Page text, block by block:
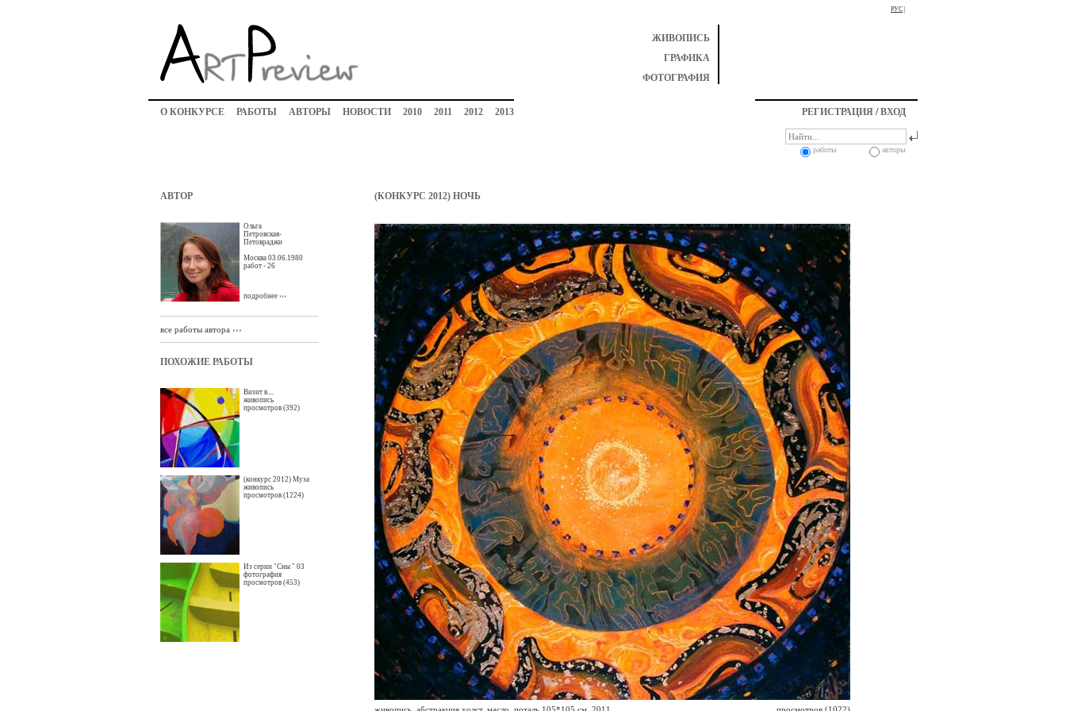
РУС
ЖИВОПИСЬ
ГРАФИКА
ФОТОГРАФИЯ
О КОНКУРСЕ РАБОТЫ АВТОРЫ НОВОСТИ 2010 2011 2012 2013 РЕГИСТРАЦИЯ /ВХОД
работы авторы
АВТОР
Ольга
Петровская-
Петовраджи
Москва 03.06.1980
работ - 26
подробнее ›››
все работы автора ›››
ПОХОЖИЕ РАБОТЫ
Визит в....
живопись
просмотров (392)
(конкурс 2012) Муза
живопись
просмотров (1224)
Из серии "Сны " 03
фотография
просмотров (453)
(КОНКУРС 2012) НОЧЬ